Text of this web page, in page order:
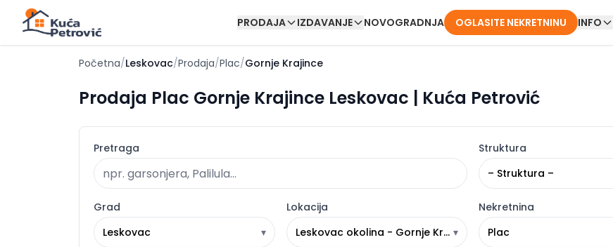
PRODAJA IZDAVANJE NOVOGRADNJA OGLASITE NEKRETNINU INFO
Početna/Leskovac/Prodaja/Plac/Gornje Krajince
Prodaja Plac Gornje Krajince Leskovac | Kuća Petrović
Pretraga
Struktura
– Struktura –
Grad
Leskovac
▾
Lokacija
Leskovac okolina - Gornje Krajince
▾
Nekretnina
Plac